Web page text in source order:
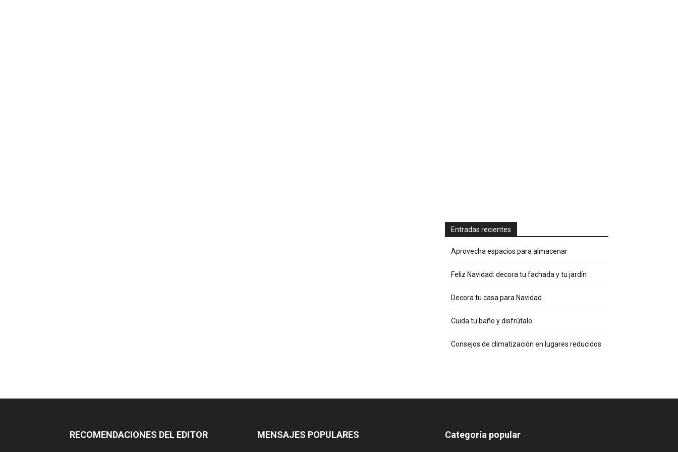
Entradas recientes
Aprovecha espacios para almacenar
Feliz Navidad: decora tu fachada y tu jardín
Decora tu casa para Navidad
Cuida tu baño y disfrútalo
Consejos de climatización en lugares reducidos
RECOMENDACIONES DEL EDITOR MENSAJES POPULARES Categoría popular